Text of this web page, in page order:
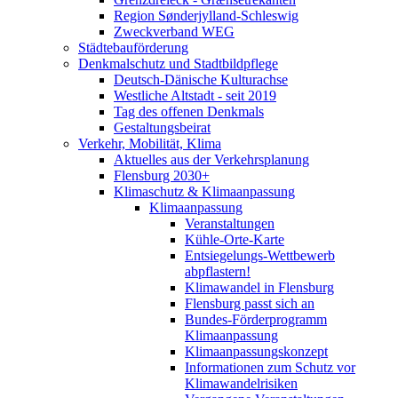
Region Sønderjylland-Schleswig
Zweckverband WEG
Städtebauförderung
Denkmalschutz und Stadtbildpflege
Deutsch-Dänische Kulturachse
Westliche Altstadt - seit 2019
Tag des offenen Denkmals
Gestaltungsbeirat
Verkehr, Mobilität, Klima
Aktuelles aus der Verkehrsplanung
Flensburg 2030+
Klimaschutz & Klimaanpassung
Klimaanpassung
Veranstaltungen
Kühle-Orte-Karte
Entsiegelungs-Wettbewerb
abpflastern!
Klimawandel in Flensburg
Flensburg passt sich an
Bundes-Förderprogramm
Klimaanpassung
Klimaanpassungskonzept
Informationen zum Schutz vor
Klimawandelrisiken